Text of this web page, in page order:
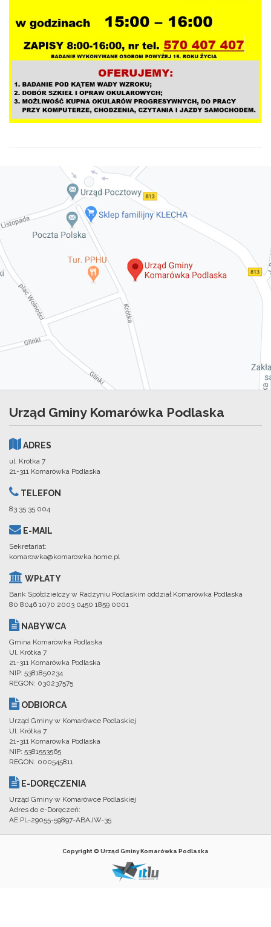
Urząd Gminy Komarówka Podlaska
ADRES
ul. Krótka 7
21-311 Komarówka Podlaska
TELEFON
83 35 35 004
E-MAIL
Sekretariat:
komarowka@komarowka.home.pl
WPŁATY
Bank Spółdzielczy w Radzyniu Podlaskim oddział Komarówka Podlaska
80 8046 1070 2003 0450 1859 0001
NABYWCA
Gmina Komarówka Podlaska
Ul. Krótka 7
21-311 Komarówka Podlaska
NIP: 5381850234
REGON: 030237575
ODBIORCA
Urząd Gminy w Komarówce Podlaskiej
Ul. Krótka 7
21-311 Komarówka Podlaska
NIP: 5381553565
REGON: 000545811
E-DORĘCZENIA
Urząd Gminy w Komarówce Podlaskiej
Adres do e-Doręczeń:
AE:PL-29055-59897-ABAJW-35
Copyright © Urząd Gminy Komarówka Podlaska